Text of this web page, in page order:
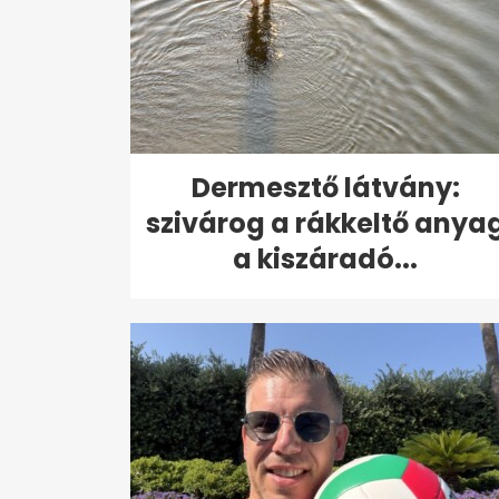
Dermesztő látvány:
szivárog a rákkeltő
a kiszáradó...